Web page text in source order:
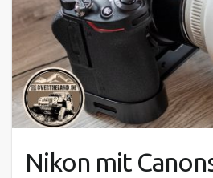
Nikon mit